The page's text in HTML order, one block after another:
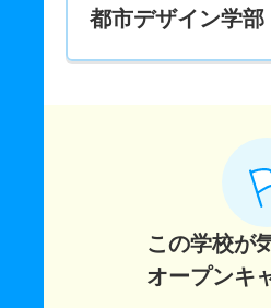
都市デザイン学部
この学校が
オープンキ